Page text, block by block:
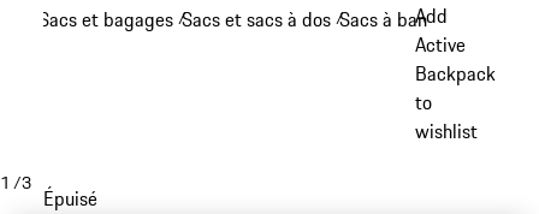
principalSacs et bagages /Sacs et sacs à dos /Sacs à bandoulière
Add
Active
Backpack
to
wishlist
1 /3
Épuisé